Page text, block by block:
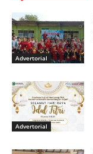
Advertorial
Advertorial